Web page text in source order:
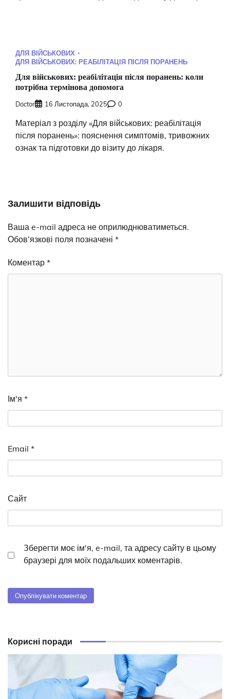
ДЛЯ ВІЙСЬКОВИХ
ДЛЯ ВІЙСЬКОВИХ: РЕАБІЛІТАЦІЯ ПІСЛЯ ПОРАНЕНЬ
Для військових: реабілітація після поранень: коли
потрібна термінова допомога
Doctor 16 Листопада, 2025 0
Матеріал з розділу «Для військових: реабілітація
після поранень»: пояснення симптомів, тривожних
ознак та підготовки до візиту до лікаря.
Залишити відповідь
Ваша e-mail адреса не оприлюднюватиметься.
Обов’язкові поля позначені *
Коментар *
Ім'я *
Email *
Сайт
Зберегти моє ім'я, e-mail, та адресу сайту в цьому
браузері для моїх подальших коментарів.
Корисні поради